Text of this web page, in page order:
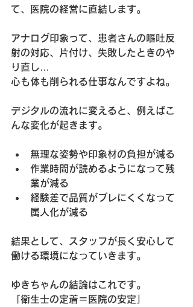
て、医院の経営に直結します。
アナログ印象って、患者さんの嘔吐反
射の対応、片付け、失敗したときのや
り直し…
心も体も削られる仕事なんですよね。
デジタルの流れに変えると、例えばこ
んな変化が起きます。
無理な姿勢や印象材の負担が減る
作業時間が読めるようになって残
業が減る
経験差で品質がブレにくくなって
属人化が減る
結果として、スタッフが長く安心して
働ける環境になっていきます。
ゆきちゃんの結論はこれです。
「衛生士の定着＝医院の安定」